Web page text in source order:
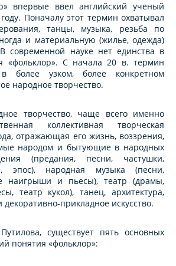
впервые ввел английский ученый
Поначалу этот термин охватывал
танцы, музыка, резьба по
и материальную (жилье, одежда)
современной науке нет единства в
«фольклор». С начала 20 в. термин
более узком, более конкретном
народное творчество.
творчество, чаще всего именно
коллективная творческая
отражающая его жизнь, воззрения,
народом и бытующие в народных
(предания, песни, частушки,
эпос), народная музыка (песни,
наигрыши и пьесы), театр (драмы,
театр кукол), танец, архитектура,
декоративно-прикладное искусство.
существует пять основных
понятия «фольклор»: